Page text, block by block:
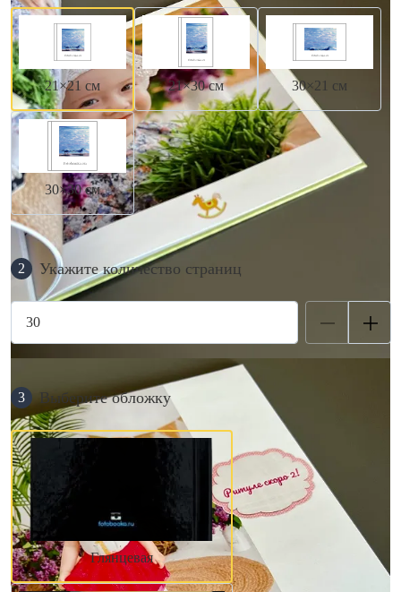
21×21 см 21×30 см 30×21 см
30×30 см
2 Укажите количество страниц
3 Выберите обложку
Глянцевая